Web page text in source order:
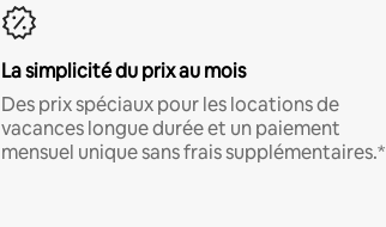
La simplicité du prix au mois
Des prix spéciaux pour les locations de
vacances longue durée et un paiement
mensuel unique sans frais supplémentaires.*